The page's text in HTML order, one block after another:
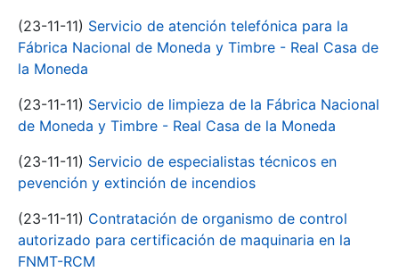
(23-11-11) Servicio de atención telefónica para la
Fábrica Nacional de Moneda y Timbre - Real Casa de
la Moneda
(23-11-11) Servicio de limpieza de la Fábrica Nacional
de Moneda y Timbre - Real Casa de la Moneda
(23-11-11) Servicio de especialistas técnicos en
pevención y extinción de incendios
(23-11-11) Contratación de organismo de control
autorizado para certificación de maquinaria en la
FNMT-RCM